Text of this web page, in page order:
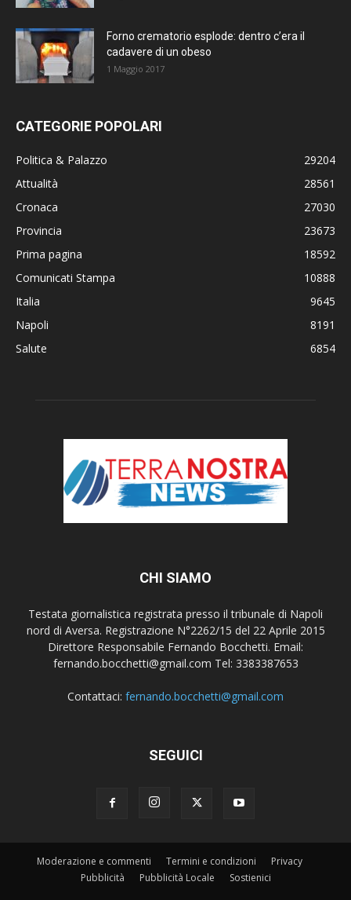
Forno crematorio esplode: dentro c’era il
cadavere di un obeso
1 Maggio 2017
CATEGORIE POPOLARI
Politica & Palazzo
29204
Attualità
28561
Cronaca
27030
Provincia
23673
Prima pagina
18592
Comunicati Stampa
10888
Italia
9645
Napoli
8191
Salute
6854
CHI SIAMO
Testata giornalistica registrata presso il tribunale di Napoli
nord di Aversa. Registrazione N°2262/15 del 22 Aprile 2015
Direttore Responsabile Fernando Bocchetti. Email:
fernando.bocchetti@gmail.com Tel: 3383387653
Contattaci: fernando.bocchetti@gmail.com
SEGUICI
Moderazione e commenti Termini e condizioni
Privacy
Pubblicità
Pubblicità Locale Sostienici